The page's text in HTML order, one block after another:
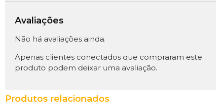
Avaliações
Não há avaliações ainda.
Apenas clientes conectados que compraram este
produto podem deixar uma avaliação.
Produtos relacionados